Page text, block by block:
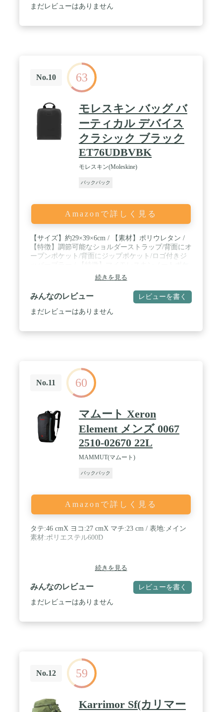
で、予めご了承くださいますようお願い申し上げま
す。
まだレビューはありません
No.10 63
モレスキン バッグ バ
ーティカル デバイス
クラシック ブラック
ET76UDBVBK
モレスキン(Moleskine)
バックパック
Amazonで詳しく見る
【サイズ】約29×39×6cm / 【素材】ポリウレタン /
【特徴】調節可能なショルダーストラップ/背面にオ
ープンポケット/背面にジップポケット/ロゴ付きジ
ット/15インチまでのデバイスを収納可能/2つのペン
ホルダーと1つのカードホルダー
続きを見る
みんなのレビュー レビューを書く
まだレビューはありません
No.11 60
マムート Xeron
Element メンズ 0067
2510-02670 22L
MAMMUT(マムート)
バックパック
Amazonで詳しく見る
タテ:46 cmX ヨコ:27 cmX マチ:23 cm / 表地:メイン
素材:ポリエステル600D
続きを見る
みんなのレビュー レビューを書く
まだレビューはありません
No.12 59
Karrimor Sf(カリマー